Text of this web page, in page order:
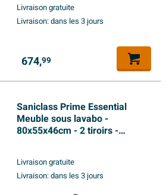
Livraison gratuite
Livraison:dans les 3 jours
674,99
Saniclass Prime Essential
Meuble sous lavabo -
80x55x46cm - 2 tiroirs -
Livraison gratuite
Livraison:dans les 3 jours